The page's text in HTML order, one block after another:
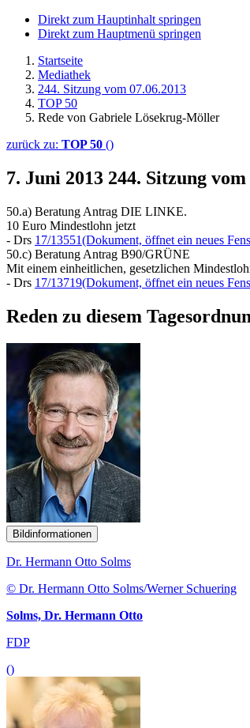
Direkt zum Hauptinhalt springen
Direkt zum Hauptmenü springen
Startseite
Mediathek
244. Sitzung vom 07.06.2013
TOP 50
Rede von Gabriele Lösekrug-Möller
zurück zu: TOP 50 ()
7. Juni 2013 244. Sitzung
50.a) Beratung Antrag DIE LINKE.
10 Euro Mindestlohn jetzt
- Drs 17/13551(Dokument, öffnet ein neues
50.c) Beratung Antrag B90/GRÜNE
Mit einem einheitlichen, gesetzlichen
- Drs 17/13719(Dokument, öffnet ein neues
Reden zu diesem
Bildinformationen
Dr. Hermann Otto Solms
© Dr. Hermann Otto Solms/Werner Schuering
Solms, Dr. Hermann Otto
FDP
()